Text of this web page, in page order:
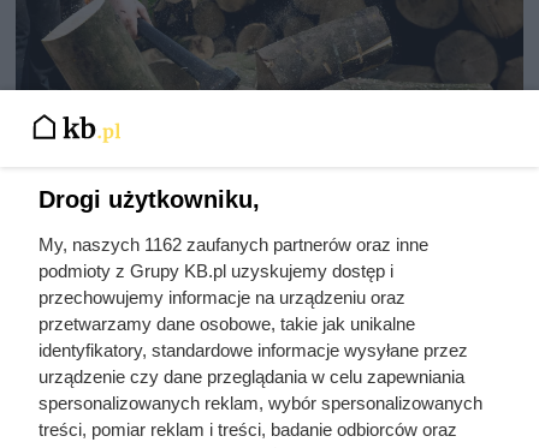
Ten gatunek drewna daje
najwięcej ciepła, a Polacy rzadko
go kupują. Prawdziwy król
kaloryczności
Drogi użytkowniku,
My, naszych 1162 zaufanych partnerów oraz inne
podmioty z Grupy KB.pl uzyskujemy dostęp i
przechowujemy informacje na urządzeniu oraz
przetwarzamy dane osobowe, takie jak unikalne
identyfikatory, standardowe informacje wysyłane przez
urządzenie czy dane przeglądania w celu zapewniania
spersonalizowanych reklam, wybór spersonalizowanych
treści, pomiar reklam i treści, badanie odbiorców oraz